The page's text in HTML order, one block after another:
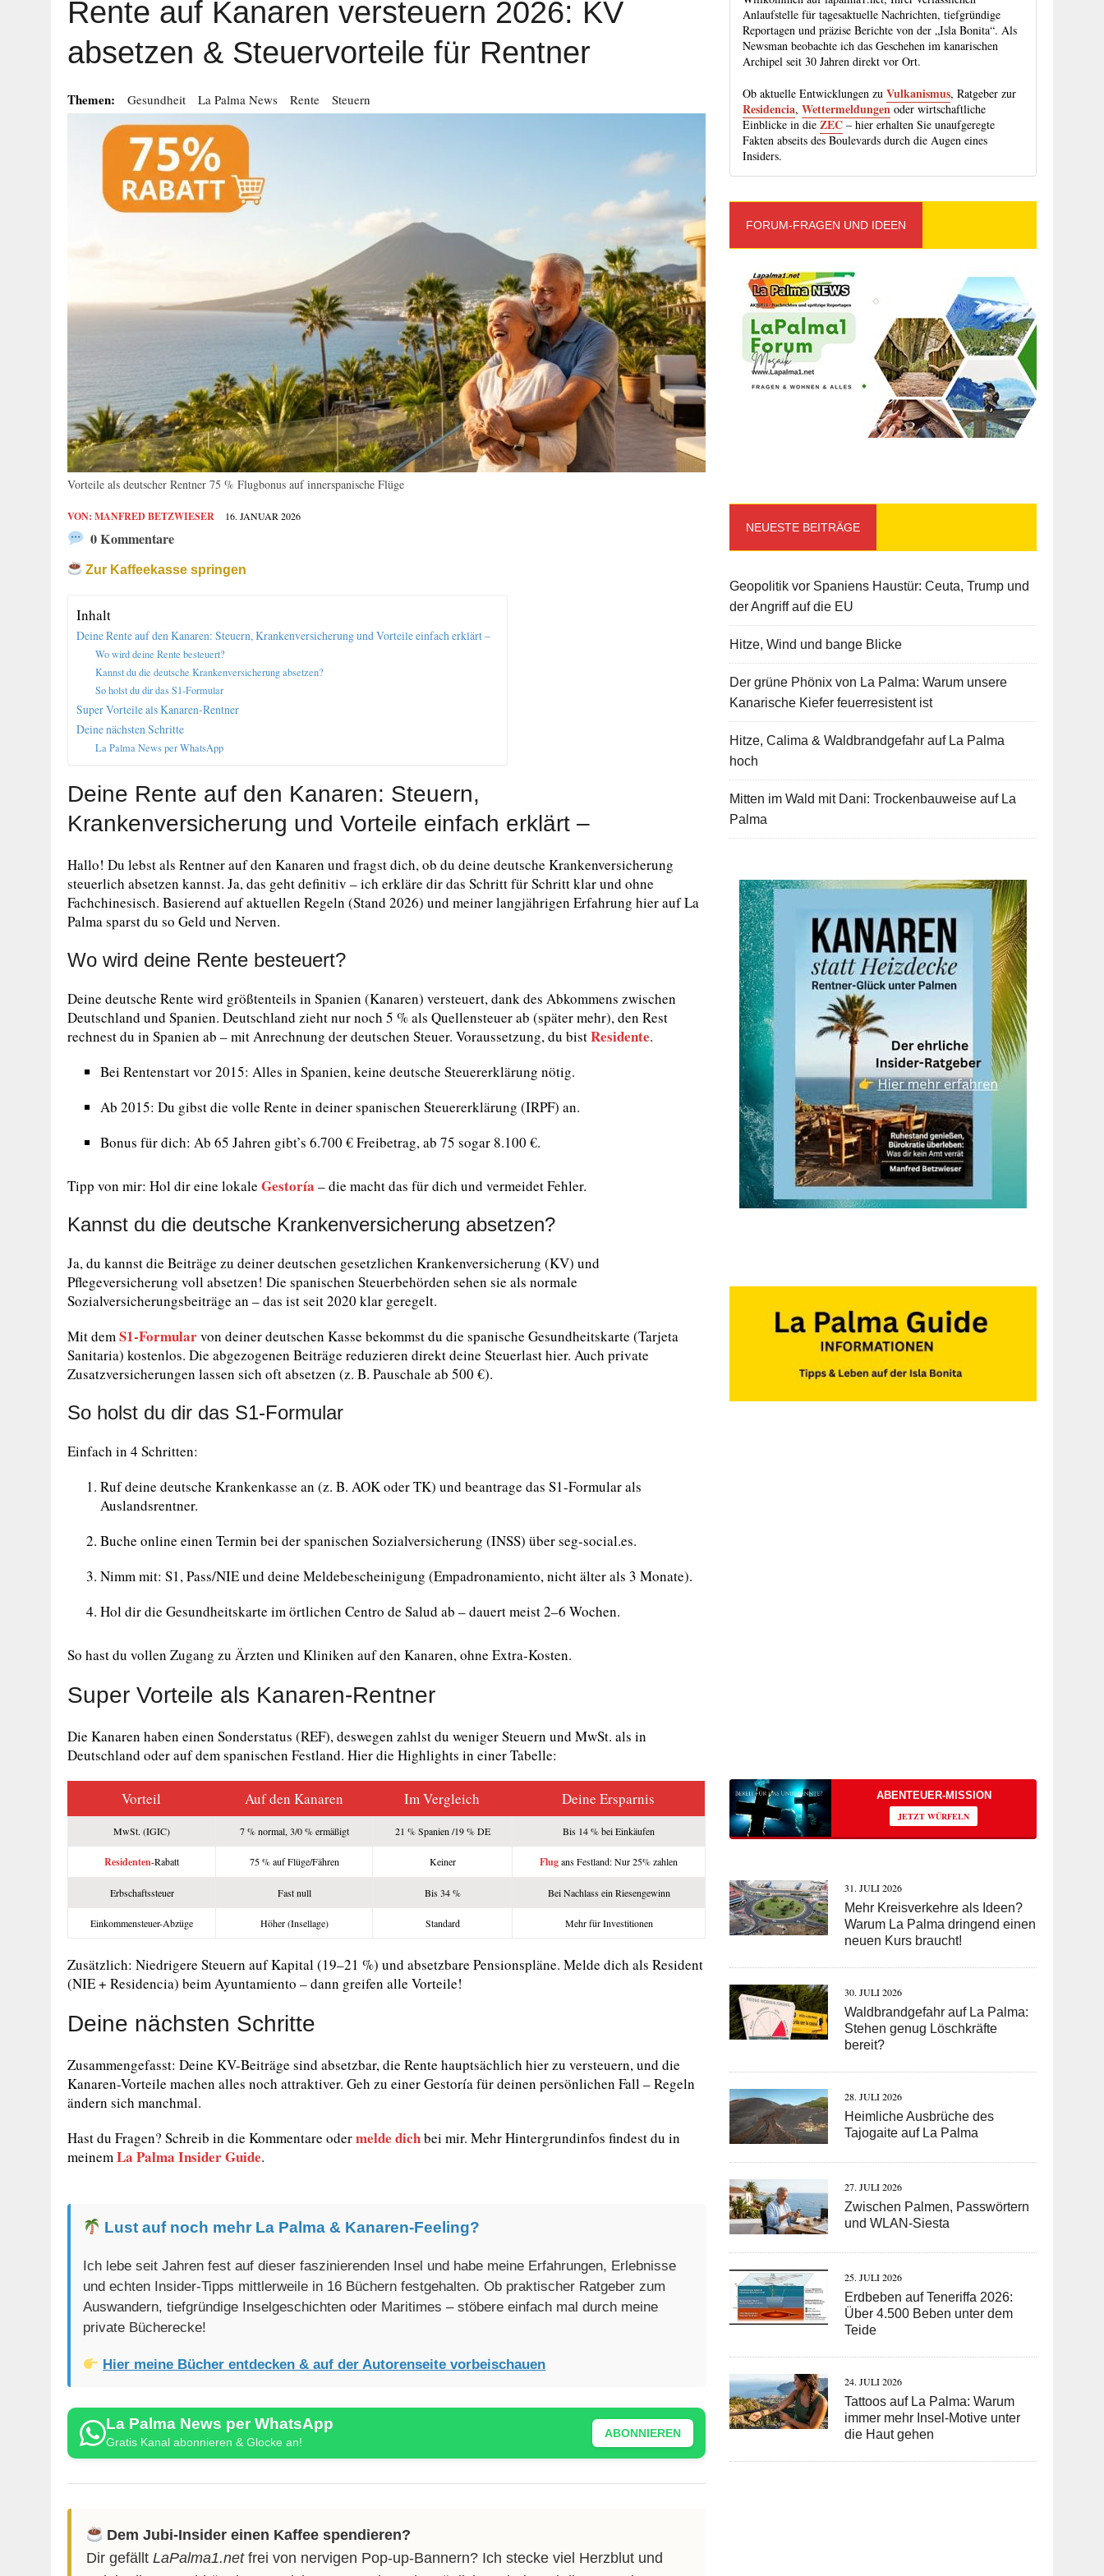
Rente auf Kanaren versteuern 2026: KV
absetzen & Steuervorteile für Rentner
Themen: Gesundheit La Palma News Rente Steuern
Vorteile als deutscher Rentner 75 % Flugbonus auf innerspanische Flüge
VON: MANFRED BETZWIESER 16. JANUAR 2026
0 Kommentare
Zur Kaffeekasse springen
Inhalt
Deine Rente auf den Kanaren: Steuern, Krankenversicherung und Vorteile einfach erklärt –
Wo wird deine Rente besteuert?
Kannst du die deutsche Krankenversicherung absetzen?
So holst du dir das S1-Formular
Super Vorteile als Kanaren-Rentner
Deine nächsten Schritte
La Palma News per WhatsApp
Deine Rente auf den Kanaren: Steuern,
Krankenversicherung und Vorteile einfach erklärt –
Hallo! Du lebst als Rentner auf den Kanaren und fragst dich, ob du deine deutsche Krankenversicherung
steuerlich absetzen kannst. Ja, das geht definitiv – ich erkläre dir das Schritt für Schritt klar und ohne
Fachchinesisch. Basierend auf aktuellen Regeln (Stand 2026) und meiner langjährigen Erfahrung hier auf La
Palma sparst du so Geld und Nerven.
Wo wird deine Rente besteuert?
Deine deutsche Rente wird größtenteils in Spanien (Kanaren) versteuert, dank des Abkommens zwischen
Deutschland und Spanien. Deutschland zieht nur noch 5 % als Quellensteuer ab (später mehr), den Rest
rechnest du in Spanien ab – mit Anrechnung der deutschen Steuer. Voraussetzung, du bistResidente.
Bei Rentenstart vor 2015: Alles in Spanien, keine deutsche Steuererklärung nötig.
Ab 2015: Du gibst die volle Rente in deiner spanischen Steuererklärung (IRPF) an.
Bonus für dich: Ab 65 Jahren gibt’s 6.700 € Freibetrag, ab 75 sogar 8.100 €.
Tipp von mir: Hol dir eine lokale Gestoría – die macht das für dich und vermeidet Fehler.
Kannst du die deutsche Krankenversicherung absetzen?
Ja, du kannst die Beiträge zu deiner deutschen gesetzlichen Krankenversicherung (KV) und
Pflegeversicherung voll absetzen! Die spanischen Steuerbehörden sehen sie als normale
Sozialversicherungsbeiträge an – das ist seit 2020 klar geregelt.
Mit demS1-Formularvon deiner deutschen Kasse bekommst du die spanische Gesundheitskarte (Tarjeta
Sanitaria) kostenlos. Die abgezogenen Beiträge reduzieren direkt deine Steuerlast hier. Auch private
Zusatzversicherungen lassen sich oft absetzen (z. B. Pauschale ab 500 €).
So holst du dir das S1-Formular
Einfach in 4 Schritten:
Ruf deine deutsche Krankenkasse an (z. B. AOK oder TK) und beantrage das S1-Formular als
Auslandsrentner.
Buche online einen Termin bei der spanischen Sozialversicherung (INSS) über seg-social.es.
Nimm mit: S1, Pass/NIE und deine Meldebescheinigung (Empadronamiento, nicht älter als 3 Monate).
Hol dir die Gesundheitskarte im örtlichen Centro de Salud ab – dauert meist 2–6 Wochen.
So hast du vollen Zugang zu Ärzten und Kliniken auf den Kanaren, ohne Extra-Kosten.
Super Vorteile als Kanaren-Rentner
Die Kanaren haben einen Sonderstatus (REF), deswegen zahlst du weniger Steuern und MwSt. als in
Deutschland oder auf dem spanischen Festland. Hier die Highlights in einer Tabelle:
Vorteil Auf den Kanaren Im Vergleich Deine Ersparnis
MwSt. (IGIC) 7 % normal, 3/0 % ermäßigt 21 % Spanien /19 % DE Bis 14 % bei Einkäufen
Residenten-Rabatt 75 % auf Flüge/Fähren Keiner Flugans Festland: Nur 25% zahlen
Erbschaftssteuer Fast null Bis 34 % Bei Nachlass ein Riesengewinn
Einkommensteuer-Abzüge Höher (Insellage) Standard Mehr für Investitionen
Zusätzlich: Niedrigere Steuern auf Kapital (19–21 %) und absetzbare Pensionspläne. Melde dich als Resident
(NIE + Residencia) beim Ayuntamiento – dann greifen alle Vorteile!
Deine nächsten Schritte
Zusammengefasst: Deine KV-Beiträge sind absetzbar, die Rente hauptsächlich hier zu versteuern, und die
Kanaren-Vorteile machen alles noch attraktiver. Geh zu einer Gestoría für deinen persönlichen Fall – Regeln
ändern sich manchmal.
Hast du Fragen? Schreib in die Kommentare odermelde dichbei mir. Mehr Hintergrundinfos findest du in
meinemLa Palma Insider Guide.
Lust auf noch mehr La Palma & Kanaren-Feeling?
Ich lebe seit Jahren fest auf dieser faszinierenden Insel und habe meine Erfahrungen, Erlebnisse
und echten Insider-Tipps mittlerweile in 16 Büchern festgehalten. Ob praktischer Ratgeber zum
Auswandern, tiefgründige Inselgeschichten oder Maritimes – stöbere einfach mal durch meine
private Bücherecke!
Hier meine Bücher entdecken & auf der Autorenseite vorbeischauen
La Palma News per WhatsApp
Gratis Kanal abonnieren & Glocke an!
ABONNIEREN
Dem Jubi-Insider einen Kaffee spendieren?
Dir gefällt LaPalma1.netfrei von nervigen Pop-up-Bannern? Ich stecke viel Herzblut und
Anlaufstelle für tagesaktuelle Nachrichten, tiefgründige
Reportagen und präzise Berichte von der „Isla Bonita“. Als
Newsman beobachte ich das Geschehen im kanarischen
Archipel seit 30 Jahren direkt vor Ort.
Ob aktuelle Entwicklungen zuVulkanismus, Ratgeber zur
Residencia,Wettermeldungen oder wirtschaftliche
Einblicke in dieZEC – hier erhalten Sie unaufgeregte
Fakten abseits des Boulevards durch die Augen eines
Insiders.
FORUM-FRAGEN UND IDEEN
NEUESTE BEITRÄGE
Geopolitik vor Spaniens Haustür: Ceuta, Trump und
der Angriff auf die EU
Hitze, Wind und bange Blicke
Der grüne Phönix von La Palma: Warum unsere
Kanarische Kiefer feuerresistent ist
Hitze, Calima & Waldbrandgefahr auf La Palma
hoch
Mitten im Wald mit Dani: Trockenbauweise auf La
Palma
ABENTEUER-MISSION
JETZT WÜRFELN
31. JULI 2026
Mehr Kreisverkehre als Ideen?
Warum La Palma dringend einen
neuen Kurs braucht!
30. JULI 2026
Waldbrandgefahr auf La Palma:
Stehen genug Löschkräfte
bereit?
28. JULI 2026
Heimliche Ausbrüche des
Tajogaite auf La Palma
27. JULI 2026
Zwischen Palmen, Passwörtern
und WLAN-Siesta
25. JULI 2026
Erdbeben auf Teneriffa 2026:
Über 4.500 Beben unter dem
Teide
24. JULI 2026
Tattoos auf La Palma: Warum
immer mehr Insel-Motive unter
die Haut gehen